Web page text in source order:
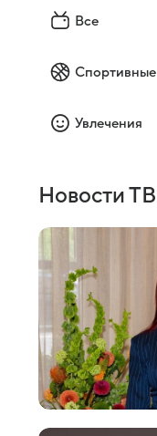
Все
Спортивные
Увлечения
Новости ТВ